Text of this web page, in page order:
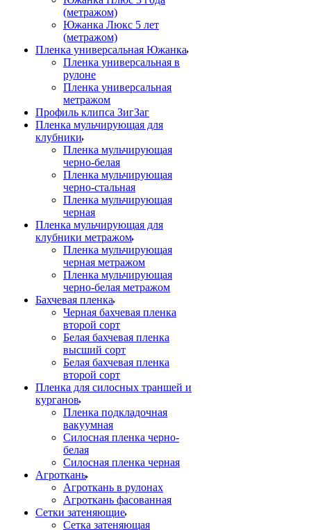
(метражом)
Южанка Люкс 5 лет
(метражом)
Пленка универсальная Южанка
Пленка универсальная в
рулоне
Пленка универсальная
метражом
Профиль клипса ЗигЗаг
Пленка мульчирующая для
клубники
Пленка мульчирующая
черно-белая
Пленка мульчирующая
черно-стальная
Пленка мульчирующая
черная
Пленка мульчирующая для
клубники метражом
Пленка мульчирующая
черная метражом
Пленка мульчирующая
черно-белая метражом
Бахчевая пленка
Черная бахчевая пленка
второй сорт
Белая бахчевая пленка
высший сорт
Белая бахчевая пленка
второй сорт
Пленка для силосных траншей и
курганов
Пленка подкладочная
вакуумная
Силосная пленка черно-
белая
Силосная пленка черная
Агроткань
Агроткань в рулонах
Агроткань фасованная
Сетки затеняющие
Сетка затеняющая